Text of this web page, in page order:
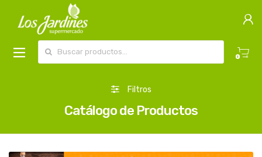
0
Filtros
Catálogo de Productos